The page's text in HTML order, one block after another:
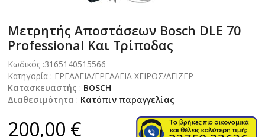
Μετρητής Αποστάσεων Bosch DLE 70
Professional Και Τρίποδας
Κωδικός :3165140515566
Κατηγορία : ΕΡΓΑΛΕΙΑ/ΕΡΓΑΛΕΙΑ ΧΕΙΡΟΣ/ΛΕΙΖΕΡ
Κατασκευαστής : BOSCH
Διαθεσιμότητα : Κατόπιν παραγγελίας
200,00 €